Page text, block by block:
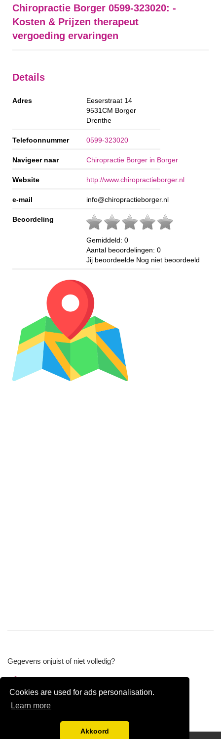
Cookies are used for ads personalisation.
Learn more
Akkoord
Chiropractie Borger 0599-323020: -
Kosten & Prijzen therapeut
vergoeding ervaringen
Details
Adres
Eeserstraat 14
9531CM Borger
Drenthe
Telefoonnummer 0599-323020
Navigeer naar Chiropractie Borger in Borger
Website http://www.chiropractieborger.nl
e-mail info@chiropractieborger.nl
Beoordeling
Gemiddeld: 0
Aantal beoordelingen: 0
Jij beoordeelde Nog niet beoordeeld
Gegevens onjuist of niet volledig?